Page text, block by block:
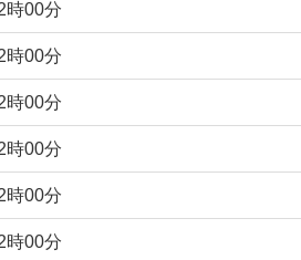
時00分
時00分
時00分
時00分
時00分
時00分